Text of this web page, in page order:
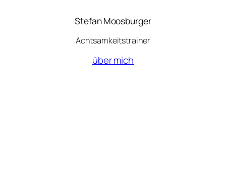
Stefan Moosburger
Achtsamkeitstrainer
über mich